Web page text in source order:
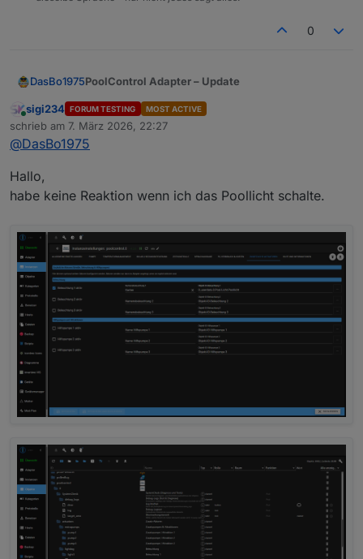
0
DasBo1975PoolControl Adapter – Update
Die aktuelle Version ist jetzt
Der Adapter wurde auf
Der Adapter befindet sich aktuell in der
immer willkommen 👍
Online
sigi234 FORUM TESTING MOST ACTIVE
schrieb am 7. März 2026, 22:27
zuletzt editiert von
@DasBo1975
Hallo,
habe keine Reaktion wenn ich das Poollicht schalte.